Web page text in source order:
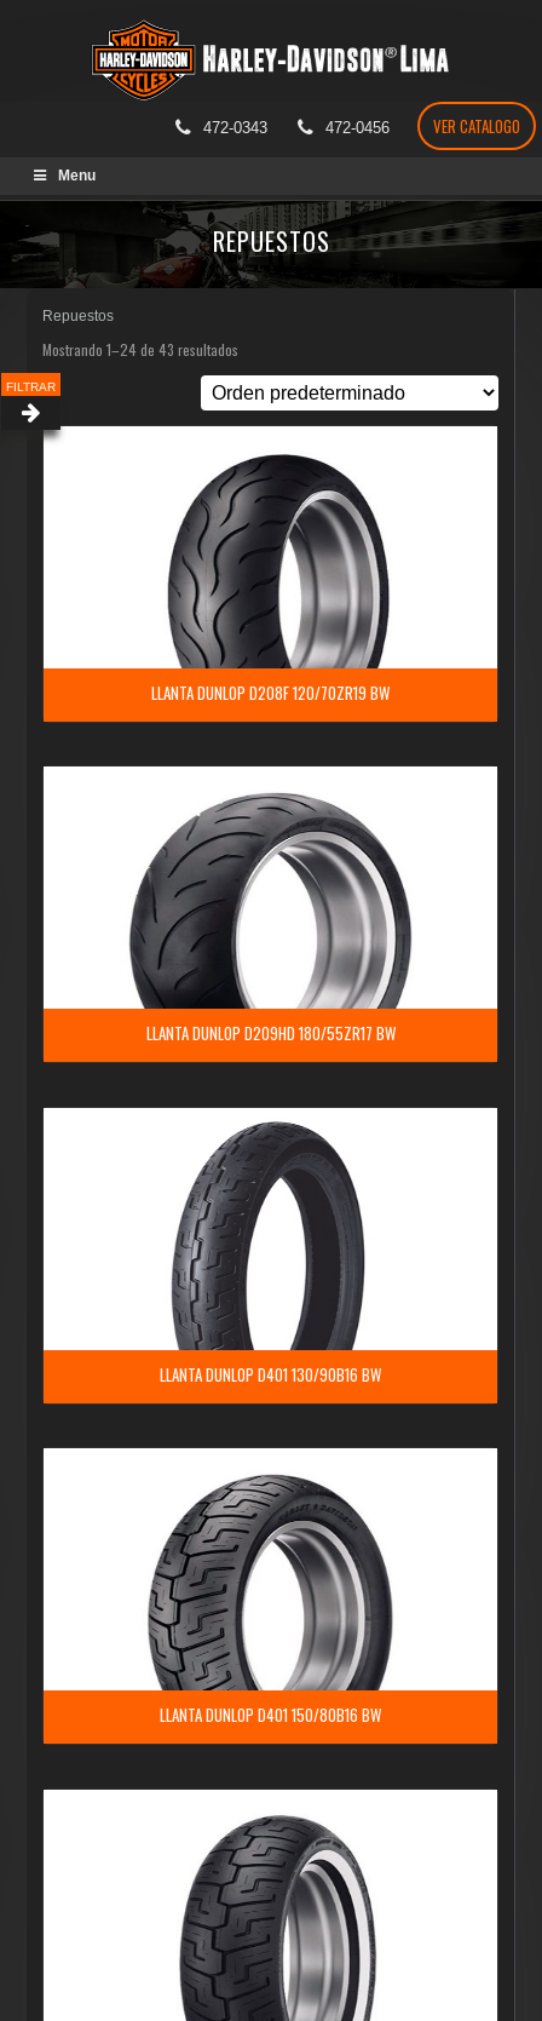
472-0343 472-0456 VER CATALOGO
Menu
REPUESTOS
FILTRAR
Repuestos
Mostrando 1–24 de 43 resultados
LLANTA DUNLOP D208F 120/70ZR19 BW
LLANTA DUNLOP D209HD 180/55ZR17 BW
LLANTA DUNLOP D401 130/90B16 BW
LLANTA DUNLOP D401 150/80B16 BW